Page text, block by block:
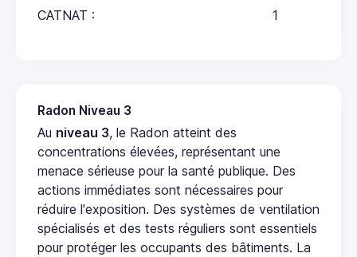
CATNAT : 1
Radon Niveau 3
Au niveau 3, le Radon atteint des
concentrations élevées, représentant une
menace sérieuse pour la santé publique. Des
actions immédiates sont nécessaires pour
réduire l'exposition. Des systèmes de ventilation
spécialisés et des tests réguliers sont essentiels
pour protéger les occupants des bâtiments. La